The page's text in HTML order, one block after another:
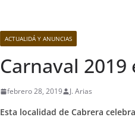
ACTUALIDÁ Y ANUNCIAS
Carnaval
febrero 28, 2019 J. Arias
Esta localidad de Cabrera